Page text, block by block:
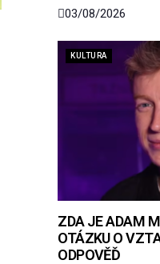
03/08/2026
KULTURA
ZDA JE ADAM
OTÁZKU O
ODPOVĚĎ